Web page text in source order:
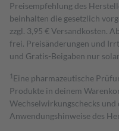
Preisempfehlung des
beinhalten die gesetzlich
zzgl. 3,95 € Versandkosten.
frei. Preisänderungen und
und Gratis-Beigaben nur
1 Eine pharmazeutische
Produkte in deinem
Wechselwirkungschecks
Anwendungshinweise des